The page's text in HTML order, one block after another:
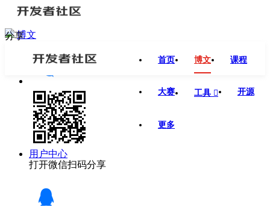
博文
首页 博文 课程
大赛 工具  开源
更多
用户中心
分享
打开微信扫码分享